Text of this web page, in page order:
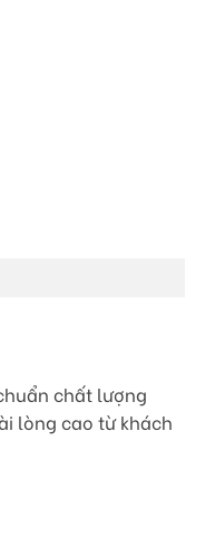
chất lượng
lòng cao từ khách